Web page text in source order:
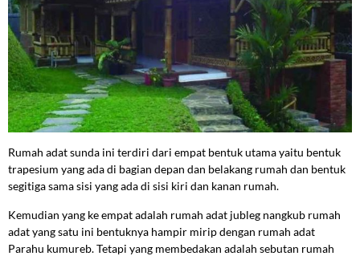
Rumah adat sunda ini terdiri dari empat bentuk utama yaitu bentuk
trapesium yang ada di bagian depan dan belakang rumah dan bentuk
segitiga sama sisi yang ada di sisi kiri dan kanan rumah.
Kemudian yang ke empat adalah rumah adat jubleg nangkub rumah
adat yang satu ini bentuknya hampir mirip dengan rumah adat
Parahu kumureb. Tetapi yang membedakan adalah sebutan rumah